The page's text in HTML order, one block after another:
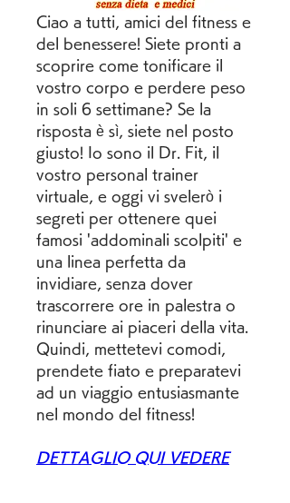
Ciao a tutti, amici del fitness e
del benessere! Siete pronti a
scoprire come tonificare il
vostro corpo e perdere peso
in soli 6 settimane? Se la
risposta è sì, siete nel posto
giusto! Io sono il Dr. Fit, il
vostro personal trainer
virtuale, e oggi vi svelerò i
segreti per ottenere quei
famosi 'addominali scolpiti' e
una linea perfetta da
invidiare, senza dover
trascorrere ore in palestra o
rinunciare ai piaceri della vita.
Quindi, mettetevi comodi,
prendete fiato e preparatevi
ad un viaggio entusiasmante
nel mondo del fitness!
DETTAGLIO QUI VEDERE